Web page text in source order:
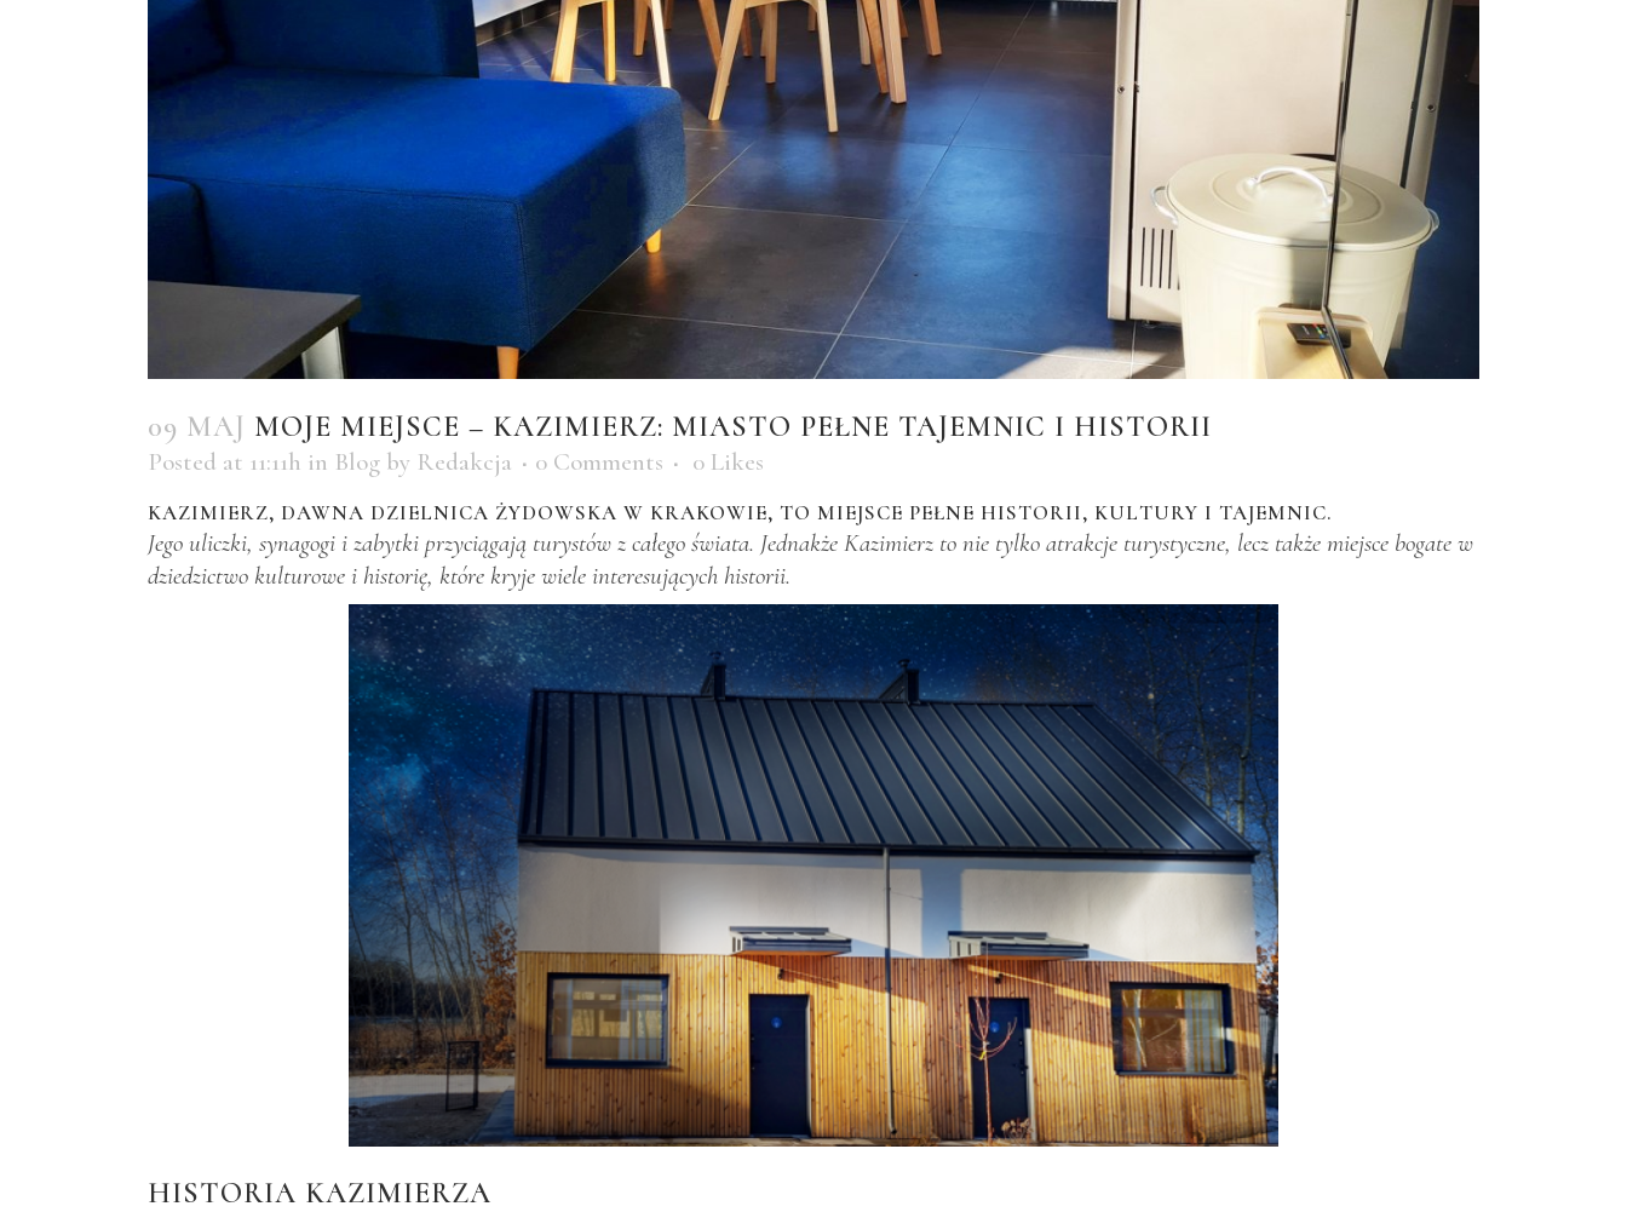
09 MAJ MOJE MIEJSCE – KAZIMIERZ: MIASTO PEŁNE TAJEMNIC I HISTORII
Posted at 11:11h in Blog by Redakcja 0 Comments 0 Likes
KAZIMIERZ, DAWNA DZIELNICA ŻYDOWSKA W KRAKOWIE, TO MIEJSCE PEŁNE HISTORII, KULTURY I TAJEMNIC.
Jego uliczki, synagogi i zabytki przyciągają turystów z całego świata. Jednakże Kazimierz to nie tylko atrakcje turystyczne, lecz także miejsce bogate w
dziedzictwo kulturowe i historię, które kryje wiele interesujących historii.
HISTORIA KAZIMIERZA